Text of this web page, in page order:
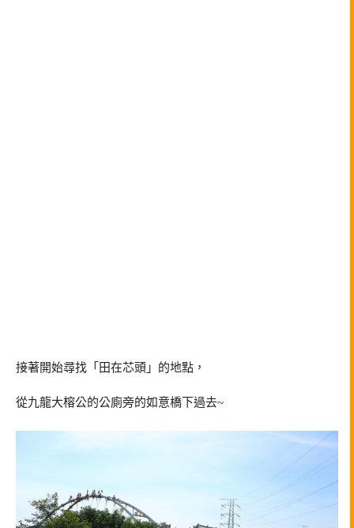
接著開始尋找「田在芯頭」的地點，
從九龍大榕公的公廁旁的如意橋下過去~